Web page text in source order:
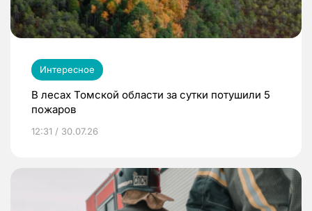
Интересное
В лесах Томской области за сутки потушили 5
пожаров
12:31 / 30.07.26